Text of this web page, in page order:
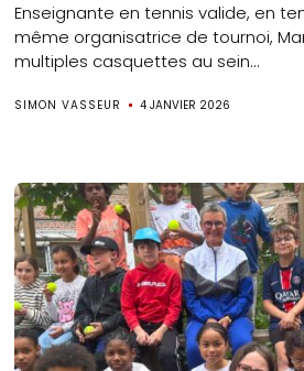
Enseignante en tennis valide, en
même organisatrice de tournoi,
multiples casquettes au sein...
SIMON VASSEUR 4 JANVIER 2026